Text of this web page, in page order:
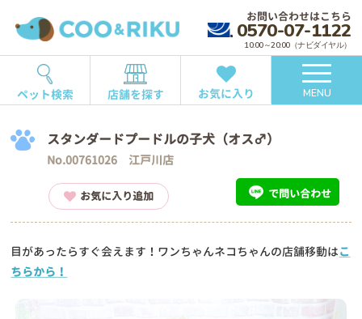
お問い合わせはこちら
0570-07-1122
10:00～20:00（ナビダイヤル）
ペット検索 店舗を探す お気に入り MENU
スタンダードプードルの子犬（オス♂）
No.00761026 江戸川店
お気に入り追加 で問い合わせ
目があったらすぐ会えます！ワンちゃんネコちゃんの店舗移動はこ
ちらから！